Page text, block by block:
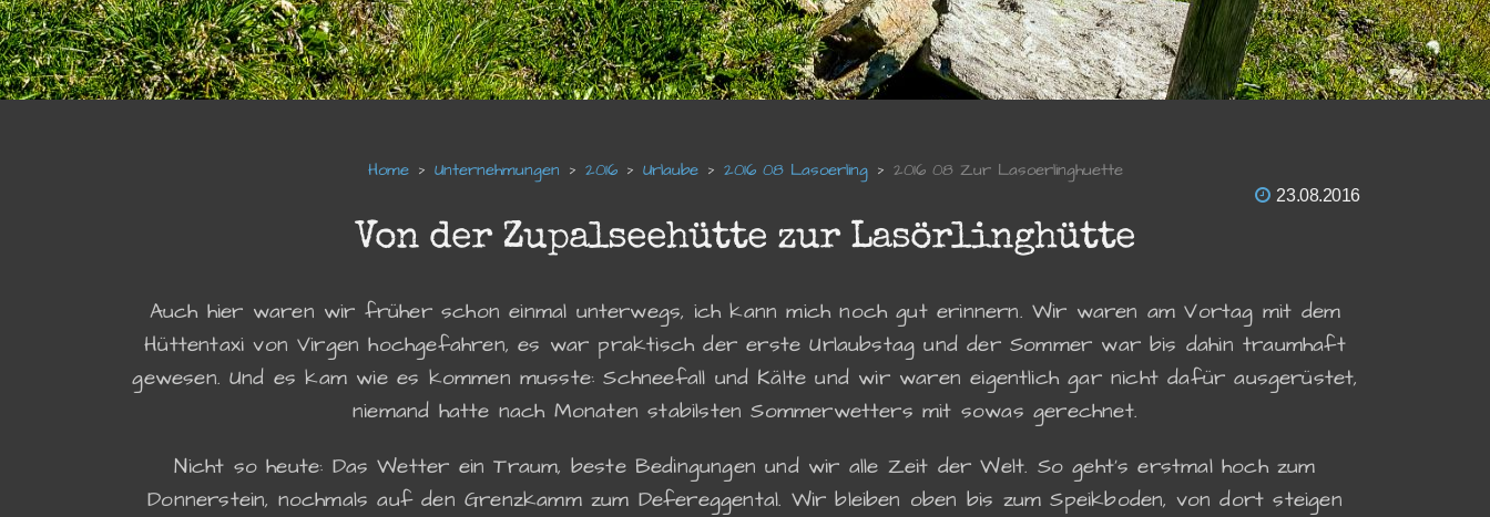
Unternehmungen 2016 Urlaube 2016 08 Lasoerling 2016 08 Zur Lasoerlinghuette
23.08.2016
Von der Zupalseehütte zur Lasörlinghütte
Auch hier waren wir früher schon einmal unterwegs, ich kann mich noch gut erinnern. Wir waren am Vortag mit dem
Hüttentaxi von Virgen hochgefahren, es war praktisch der erste Urlaubstag und der Sommer war bis dahin traumhaft
gewesen. Und es kam wie es kommen musste: Schneefall und Kälte und wir waren eigentlich gar nicht dafür ausgerüstet,
niemand hatte nach Monaten stabilsten Sommerwetters mit sowas gerechnet.
Nicht so heute: Das Wetter ein Traum, beste Bedingungen und wir alle Zeit der Welt. So geht's erstmal hoch zum
Donnerstein, nochmals auf den Grenzkamm zum Defereggental. Wir bleiben oben bis zum Speikboden, von dort steigen